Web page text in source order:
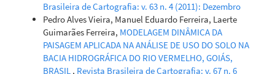
Brasileira de Cartografia: v. 63 n. 4 (2011): Dezembro
Pedro Alves Vieira, Manuel Eduardo Ferreira, Laerte
Guimarães Ferreira, MODELAGEM DINÂMICA DA
PAISAGEM APLICADA NA ANÁLISE DE USO DO SOLO NA
BACIA HIDROGRÁFICA DO RIO VERMELHO, GOIÁS,
BRASIL , Revista Brasileira de Cartografia: v. 67 n. 6